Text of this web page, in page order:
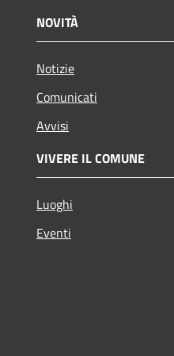
NOVITÀ
Notizie
Comunicati
Avvisi
VIVERE IL COMUNE
Luoghi
Eventi